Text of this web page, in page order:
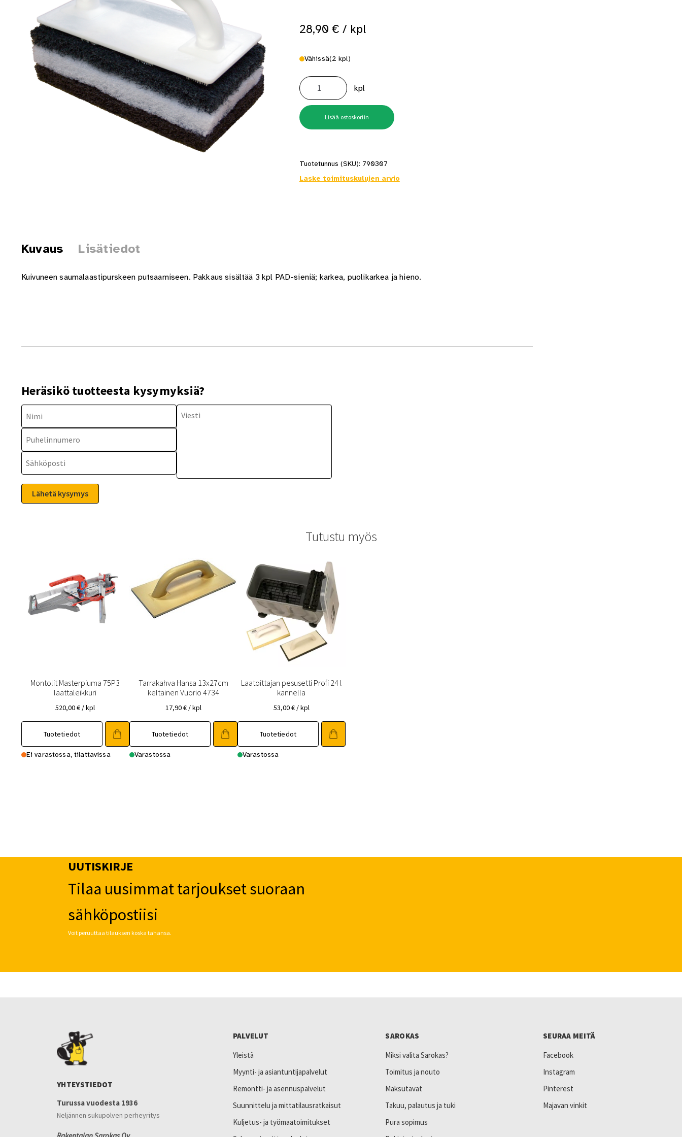
Toimitustavat- ja kulut Tummuneet tai kuivat lauteet? Näin saat saunan puupinnat taas siisteiksi
28,90 € / kpl
Vähissä(2 kpl)
Pad-
tarrakahvasetti
11x23cm
Vuorio
4770
määrä
kpl
Lisää ostoskoriin
Tuotetunnus (SKU): 790307
Laske toimituskulujen arvio
Kuvaus Lisätiedot
Kuivuneen saumalaastipurskeen putsaamiseen. Pakkaus sisältää 3 kpl PAD-sieniä; karkea, puolikarkea ja hieno.
Heräsikö tuotteesta kysymyksiä?
Tutustu myös
Montolit Masterpiuma 75P3
laattaleikkuri
520,00€ / kpl
Tuotetiedot
Ei varastossa, tilattavissa
Tarrakahva Hansa 13x27cm
keltainen Vuorio 4734
17,90€ / kpl
Tuotetiedot
Varastossa
Laatoittajan pesusetti Profi 24 l
kannella
53,00€ / kpl
Tuotetiedot
Varastossa
UUTISKIRJE
Tilaa uusimmat tarjoukset suoraan
sähköpostiisi
Voit peruuttaa tilauksen koska tahansa.
YHTEYSTIEDOT
Turussa vuodesta 1936
Neljännen sukupolven perheyritys
PALVELUT
Yleistä
Myynti- ja asiantuntijapalvelut
Remontti- ja asennuspalvelut
Suunnittelu ja mittatilausratkaisut
Kuljetus- ja työmaatoimitukset
SAROKAS
Miksi valita Sarokas?
Toimitus ja nouto
Maksutavat
Takuu, palautus ja tuki
Pura sopimus
SEURAA MEITÄ
Facebook
Instagram
Pinterest
Majavan vinkit